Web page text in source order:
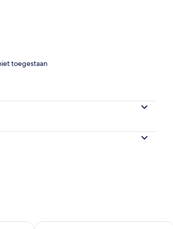
toegestaan
voor morgen aug 10 - aug 11
De beschikbaarheid controleren voor